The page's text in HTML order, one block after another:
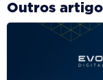
Outros